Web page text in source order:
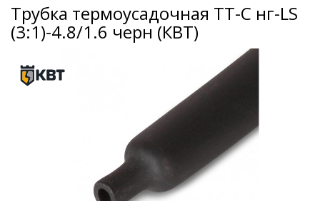
Трубка термоусадочная ТТ-С нг-LS
(3:1)-4.8/1.6 черн (КВТ)